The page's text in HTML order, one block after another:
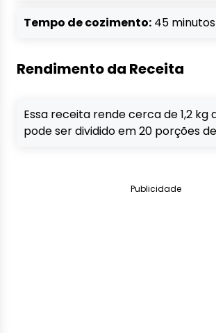
Tempo de cozimento: 45 minutos
Rendimento da Receita
Essa receita rende cerca de 1,2 kg
pode ser dividido em 20 porções
Publicidade